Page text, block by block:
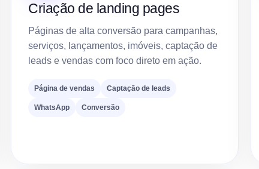
Criação de landing pages
Páginas de alta conversão para campanhas,
serviços, lançamentos, imóveis, captação de
leads e vendas com foco direto em ação.
Página de vendas Captação de leads
WhatsApp Conversão